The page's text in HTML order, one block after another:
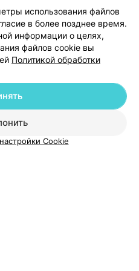
компанию
специалиста
использования файлов
в более позднее время.
информации о целях,
файлов cookie вы
Политикой обработки
Cookie